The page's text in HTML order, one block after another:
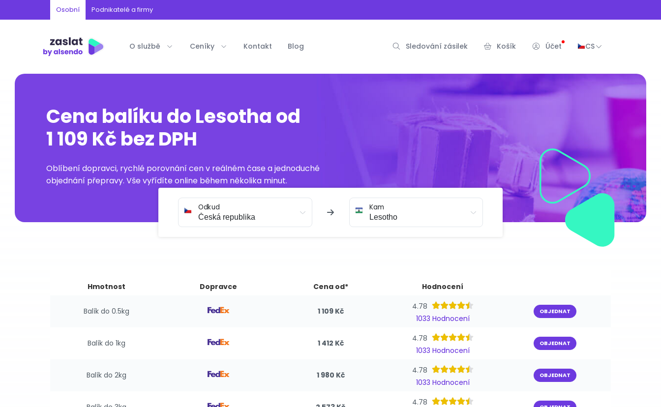
Osobní Podnikatelé a firmy
O službě Ceníky Kontakt Blog Sledování zásilek Košík Účet CS
Cena balíku do Lesotha od
1 109 Kč bez DPH
Oblíbení dopravci, rychlé porovnání cen v reálném čase a jednoduché
objednání přepravy. Vše vyřídíte online během několika minut.
Odkud Kam
Hmotnost Dopravce Cena od* Hodnocení
Balík do 0.5kg 1 109 Kč
4.78
1033 Hodnocení
OBJEDNAT
Balík do 1kg 1 412 Kč
4.78
1033 Hodnocení
OBJEDNAT
Balík do 2kg 1 980 Kč
4.78
1033 Hodnocení
OBJEDNAT
4.78